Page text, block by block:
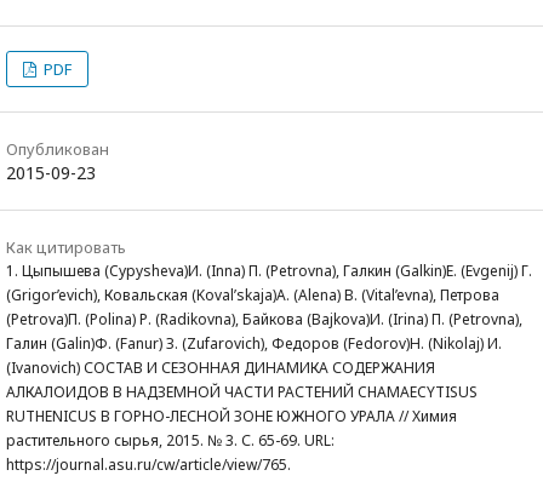
PDF
Опубликован
2015-09-23
Как цитировать
1. Цыпышева (Cypysheva)И. (Inna) П. (Petrovna), Галкин (Galkin)Е. (Evgenij) Г.
(Grigor’evich), Ковальская (Koval’skaja)А. (Alena) В. (Vital’evna), Петрова
(Petrova)П. (Polina) Р. (Radikovna), Байкова (Bajkova)И. (Irina) П. (Petrovna),
Галин (Galin)Ф. (Fanur) З. (Zufarovich), Федоров (Fedorov)Н. (Nikolaj) И.
(Ivanovich) СОСТАВ И СЕЗОННАЯ ДИНАМИКА СОДЕРЖАНИЯ
АЛКАЛОИДОВ В НАДЗЕМНОЙ ЧАСТИ РАСТЕНИЙ CHAMAECYTISUS
RUTHENICUS В ГОРНО-ЛЕСНОЙ ЗОНЕ ЮЖНОГО УРАЛА // Химия
растительного сырья, 2015. № 3. С. 65-69. URL:
https://journal.asu.ru/cw/article/view/765.